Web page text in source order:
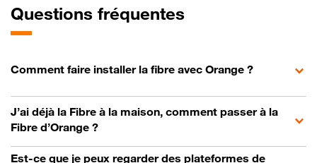
Questions fréquentes
Comment faire installer la fibre avec Orange ?
J’ai déjà la Fibre à la maison, comment passer à la
Fibre d’Orange ?
Est-ce que je peux regarder des plateformes de